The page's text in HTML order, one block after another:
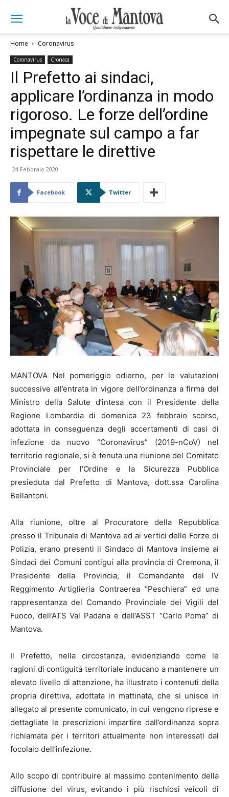
Home Coronavirus
Coronavirus Cronaca
Il Prefetto ai sindaci,
applicare l’ordinanza in modo
rigoroso. Le forze dell’ordine
impegnate sul campo a far
rispettare le direttive
24 Febbraio 2020
Facebook Twitter
MANTOVA Nel pomeriggio odierno, per le valutazioni
successive all’entrata in vigore dell’ordinanza a firma del
Ministro della Salute d’intesa con il Presidente della
Regione Lombardia di domenica 23 febbraio scorso,
adottata in conseguenza degli accertamenti di casi di
infezione da nuovo “Coronavirus” (2019-nCoV) nel
territorio regionale, si è tenuta una riunione del Comitato
Provinciale per l’Ordine e la Sicurezza Pubblica
presieduta dal Prefetto di Mantova, dott.ssa Carolina
Bellantoni.
Alla riunione, oltre al Procuratore della Repubblica
presso il Tribunale di Mantova ed ai vertici delle Forze di
Polizia, erano presenti il Sindaco di Mantova insieme ai
Sindaci dei Comuni contigui alla provincia di Cremona, il
Presidente della Provincia, il Comandante del IV
Reggimento Artiglieria Contraerea “Peschiera” ed una
rappresentanza del Comando Provinciale dei Vigili del
Fuoco, dell’ATS Val Padana e dell’ASST “Carlo Poma” di
Mantova.
Il Prefetto, nella circostanza, evidenziando come le
ragioni di contiguità territoriale inducano a mantenere un
elevato livello di attenzione, ha illustrato i contenuti della
propria direttiva, adottata in mattinata, che si unisce in
allegato al presente comunicato, in cui vengono riprese e
dettagliate le prescrizioni impartire dall’ordinanza sopra
richiamata per i territori attualmente non interessati dal
focolaio dell’infezione.
Allo scopo di contribuire al massimo contenimento della
diffusione del virus, evitando i più rischiosi veicoli di